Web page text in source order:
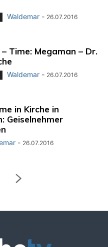
Waldemar - 26.07.2016
Time: Megaman – Dr.
Waldemar - 26.07.2016
in Kirche in
Geiselnehmer
- 26.07.2016